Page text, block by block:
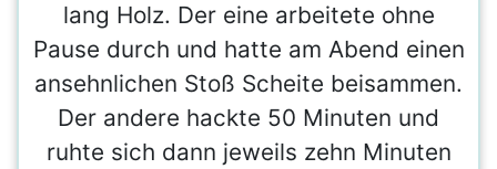
lang Holz. Der eine arbeitete ohne
Pause durch und hatte am Abend einen
ansehnlichen Stoß Scheite beisammen.
Der andere hackte 50 Minuten und
ruhte sich dann jeweils zehn Minuten